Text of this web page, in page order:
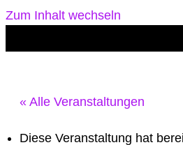
Zum Inhalt wechseln
« Alle Veranstaltungen
Diese Veranstaltung hat